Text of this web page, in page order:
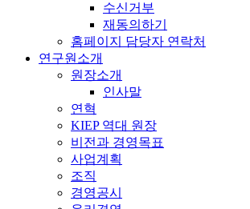
수신거부
재동의하기
홈페이지 담당자 연락처
연구원소개
원장소개
인사말
연혁
KIEP 역대 원장
비전과 경영목표
사업계획
조직
경영공시